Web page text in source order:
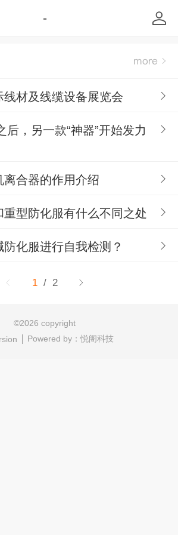
-
线材及线缆设备展览会
后，另一款“神器”开始发力
离合器的作用介绍
重型防化服有什么不同之处
化服进行自我检测？
1 / 2
©2026 copyright
Powered by： 悦阁科技